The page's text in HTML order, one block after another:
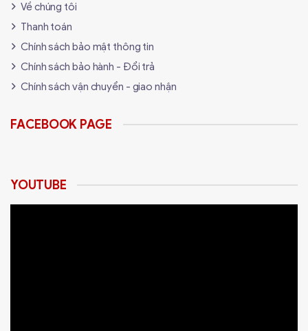
Về chúng tôi
Thanh toán
Chính sách bảo mật thông tin
Chính sách bảo hành - Đổi trả
Chính sách vận chuyển - giao nhận
FACEBOOK PAGE
YOUTUBE